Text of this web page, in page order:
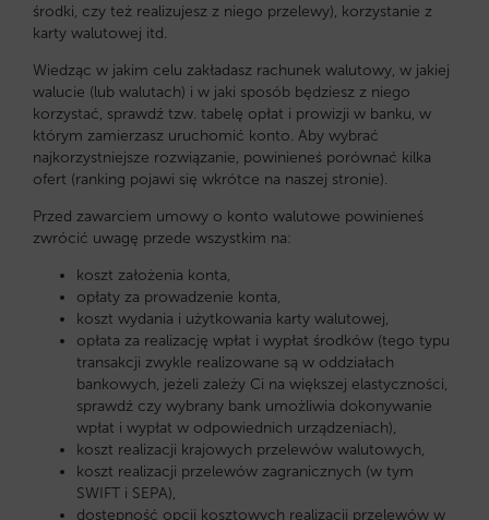
środki, czy też realizujesz z niego przelewy), korzystanie z
karty walutowej itd.
Wiedząc w jakim celu zakładasz rachunek walutowy, w jakiej
walucie (lub walutach) i w jaki sposób będziesz z niego
korzystać, sprawdź tzw. tabelę opłat i prowizji w banku, w
którym zamierzasz uruchomić konto. Aby wybrać
najkorzystniejsze rozwiązanie, powinieneś porównać kilka
ofert (ranking pojawi się wkrótce na naszej stronie).
Przed zawarciem umowy o konto walutowe powinieneś
zwrócić uwagę przede wszystkim na:
koszt założenia konta,
opłaty za prowadzenie konta,
koszt wydania i użytkowania karty walutowej,
opłata za realizację wpłat i wypłat środków (tego typu
transakcji zwykle realizowane są w oddziałach
bankowych, jeżeli zależy Ci na większej elastyczności,
sprawdź czy wybrany bank umożliwia dokonywanie
wpłat i wypłat w odpowiednich urządzeniach),
koszt realizacji krajowych przelewów walutowych,
koszt realizacji przelewów zagranicznych (w tym
SWIFT i SEPA),
dostępność opcji kosztowych realizacji przelewów w